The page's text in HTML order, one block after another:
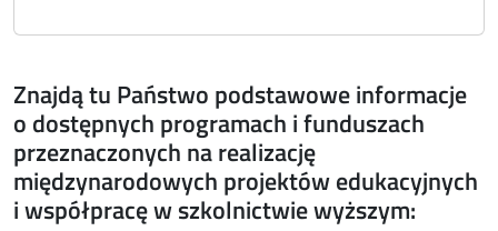
Znajdą tu Państwo podstawowe informacje
o dostępnych programach i funduszach
przeznaczonych na realizację
międzynarodowych projektów edukacyjnych
i współpracę w szkolnictwie wyższym: